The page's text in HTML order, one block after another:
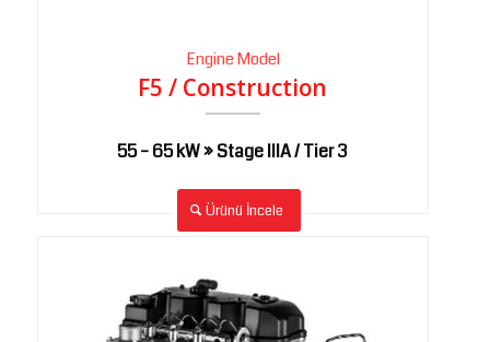
Engine Model
F5 / Construction
55 – 65 kW » Stage IIIA / Tier3
Ürünü İncele